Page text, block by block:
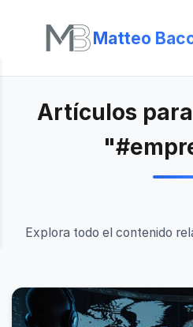
Matteo
Artículos
Explora todo el contenido